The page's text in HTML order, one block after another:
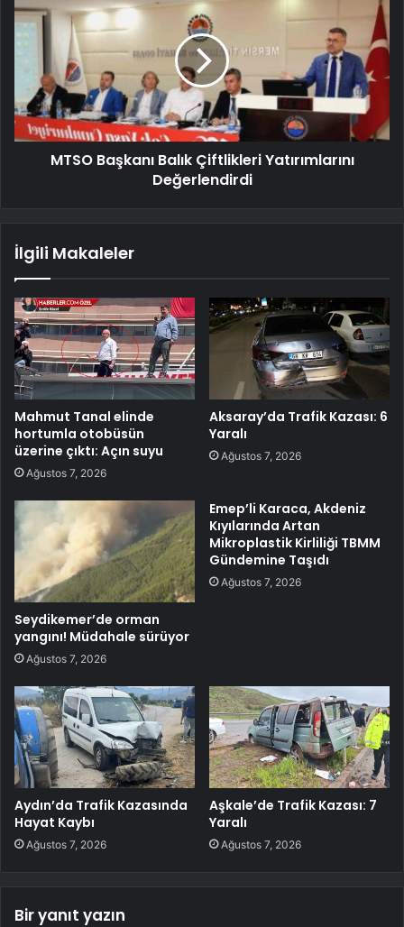
MTSO Başkanı Balık Çiftlikleri Yatırımlarını
Değerlendirdi
İlgili Makaleler
Mahmut Tanal elinde
hortumla otobüsün
üzerine çıktı: Açın suyu
Ağustos 7, 2026
Aksaray’da Trafik Kazası: 6
Yaralı
Ağustos 7, 2026
Seydikemer’de orman
yangını! Müdahale sürüyor
Ağustos 7, 2026
Emep’li Karaca, Akdeniz
Kıyılarında Artan
Mikroplastik Kirliliği TBMM
Gündemine Taşıdı
Ağustos 7, 2026
Aydın’da Trafik Kazasında
Hayat Kaybı
Ağustos 7, 2026
Aşkale’de Trafik Kazası: 7
Yaralı
Ağustos 7, 2026
Bir yanıt yazın